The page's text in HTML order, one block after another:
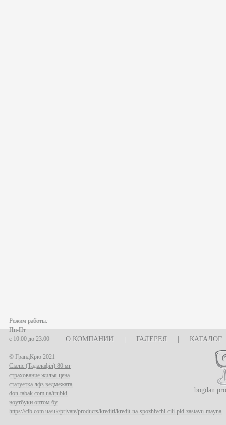
О КОМПАНИИ ГАЛЕРЕЯ КАТАЛОГ
Режим работы:
Пн-Пт
с 10:00 до 23:00
© ГрандКрю 2021
Сіаліс (Тадалафіл) 80 мг
страхование жилья цена
статуетка лфз ведмежата
don-tabak.com.ua/trubki
ноутбуки оптом бу
https://cib.com.ua/uk/private/products/krediti/kredit-na-spozhivchi-cili-pid-zastavu-mayna